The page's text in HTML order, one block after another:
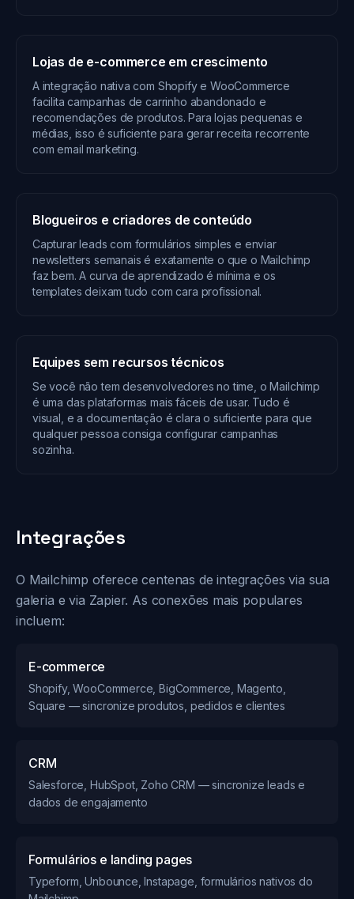
Lojas de e-commerce em crescimento
A integração nativa com Shopify e WooCommerce
facilita campanhas de carrinho abandonado e
recomendações de produtos. Para lojas pequenas e
médias, isso é suficiente para gerar receita recorrente
com email marketing.
Blogueiros e criadores de conteúdo
Capturar leads com formulários simples e enviar
newsletters semanais é exatamente o que o Mailchimp
faz bem. A curva de aprendizado é mínima e os
templates deixam tudo com cara profissional.
Equipes sem recursos técnicos
Se você não tem desenvolvedores no time, o Mailchimp
é uma das plataformas mais fáceis de usar. Tudo é
visual, e a documentação é clara o suficiente para que
qualquer pessoa consiga configurar campanhas
sozinha.
Integrações
O Mailchimp oferece centenas de integrações via sua
galeria e via Zapier. As conexões mais populares
incluem:
E-commerce
Shopify, WooCommerce, BigCommerce, Magento,
Square — sincronize produtos, pedidos e clientes
CRM
Salesforce, HubSpot, Zoho CRM — sincronize leads e
dados de engajamento
Formulários e landing pages
Typeform, Unbounce, Instapage, formulários nativos do